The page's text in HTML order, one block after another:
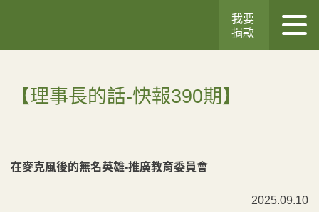
我要
捐款
【理事長的話-快報390期】
在麥克風後的無名英雄-推廣教育委員會
2025.09.10